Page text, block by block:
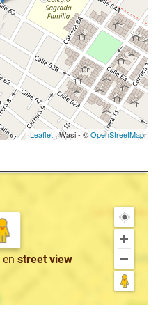
Leaflet | Wasi - ©OpenStreetMap
en street view